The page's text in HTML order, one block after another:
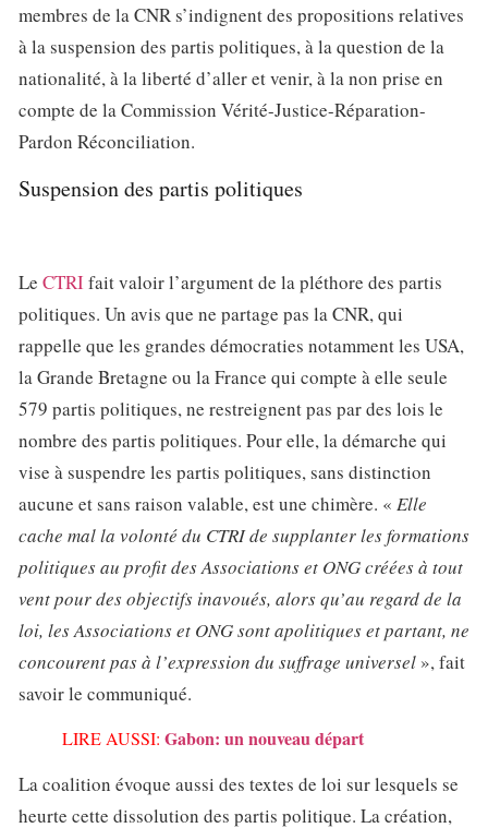
membres de la CNR s’indignent des propositions relatives
à la suspension des partis politiques, à la question de la
nationalité, à la liberté d’aller et venir, à la non prise en
compte de la Commission Vérité-Justice-Réparation-
Pardon Réconciliation.
Suspension des partis politiques
Le CTRIfait valoir l’argument de la pléthore des partis
politiques. Un avis que ne partage pas la CNR, qui
rappelle que les grandes démocraties notamment les USA,
la Grande Bretagne ou la France qui compte à elle seule
579 partis politiques, ne restreignent pas par des lois le
nombre des partis politiques. Pour elle, la démarche qui
vise à suspendre les partis politiques, sans distinction
aucune et sans raison valable, est une chimère. « Elle
cache mal la volonté du CTRI de supplanter les formations
politiques au profit des Associations et ONG créées à tout
vent pour des objectifs inavoués, alors qu’au regard de la
loi, les Associations et ONG sont apolitiques et partant, ne
concourent pas à l’expression du suffrage universel », fait
savoir le communiqué.
LIRE AUSSI: Gabon: un nouveau départ
La coalition évoque aussi des textes de loi sur lesquels se
heurte cette dissolution des partis politique. La création,